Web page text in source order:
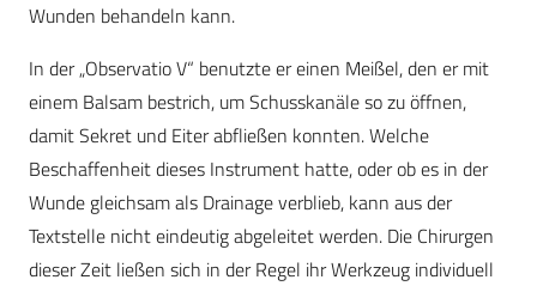
Wunden behandeln kann.
In der „Observatio V“ benutzte er einen Meißel, den er mit
einem Balsam bestrich, um Schusskanäle so zu öffnen,
damit Sekret und Eiter abfließen konnten. Welche
Beschaffenheit dieses Instrument hatte, oder ob es in der
Wunde gleichsam als Drainage verblieb, kann aus der
Textstelle nicht eindeutig abgeleitet werden. Die Chirurgen
dieser Zeit ließen sich in der Regel ihr Werkzeug individuell